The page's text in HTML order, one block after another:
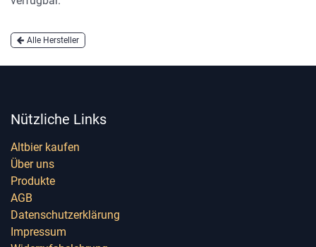
Alle Hersteller
Nützliche Links
Altbier kaufen
Über uns
Produkte
AGB
Datenschutzerklärung
Impressum